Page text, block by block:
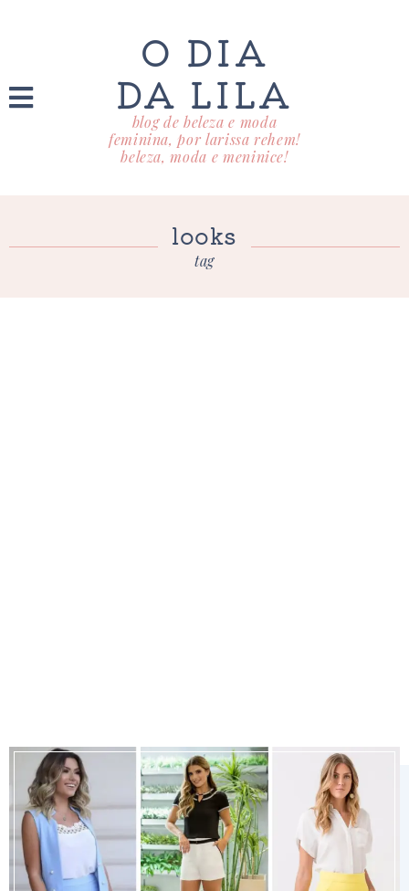
O DIA
DA LILA
blog de beleza e moda
feminina, por larissa rehem!
beleza, moda e meninice!
looks
tag